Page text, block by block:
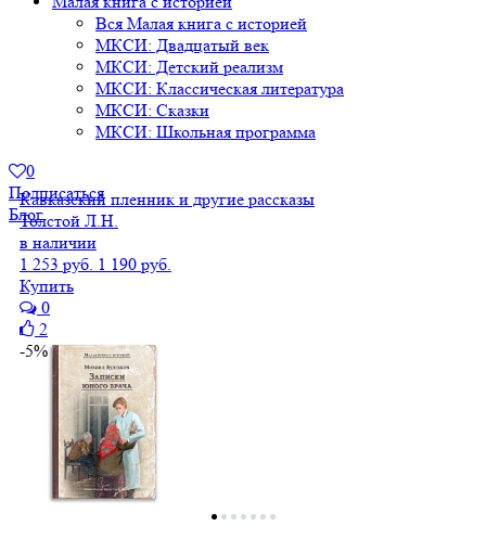
Вся Малая книга с историей
МКСИ: Двадцатый век
МКСИ: Детский реализм
МКСИ: Классическая литература
МКСИ: Сказки
МКСИ: Школьная программа
0
Подписаться
Блог
Кавказский пленник и другие рассказы
Толстой Л.Н.
в наличии
1 253 руб. 1 190 руб.
Купить
0
2
-5%